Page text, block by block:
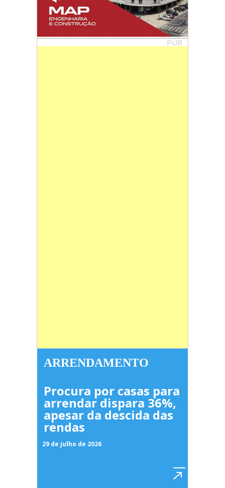
PUB
ARRENDAMENTO
Procura por casas para
arrendar dispara 36%,
apesar da descida das
rendas
29 de julho de 2026